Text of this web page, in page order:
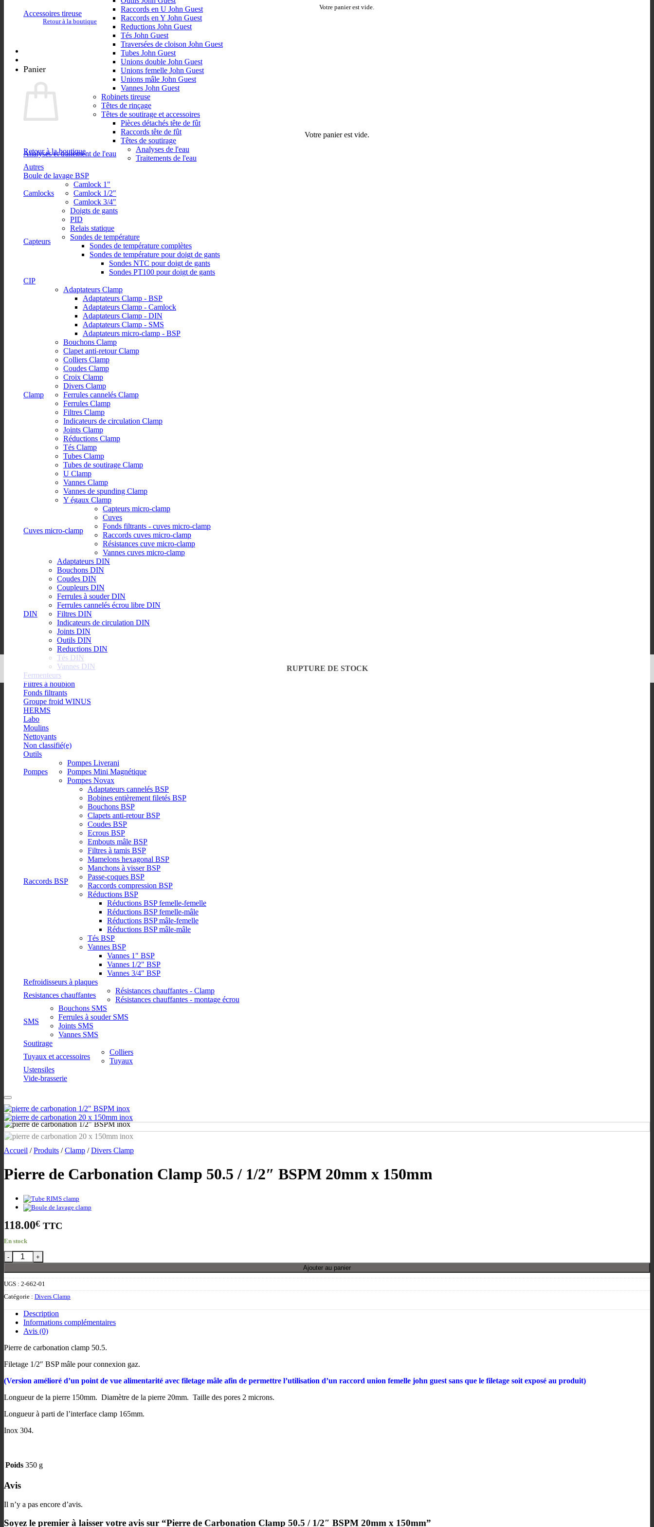
Votre panier est vide.
Retour à la boutique
Panier
Votre panier est vide.
Retour à la boutique
Accessoires tireuse
Raccords en U John Guest
Raccords en Y John Guest
Reductions John Guest
Tés John Guest
Traversées de cloison John Guest
Tubes John Guest
Unions double John Guest
Unions femelle John Guest
Unions mâle John Guest
Vannes John Guest
Robinets tireuse
Têtes de rinçage
Têtes de soutirage et accessoires
Pièces détachés tête de fût
Raccords tête de fût
Têtes de soutirage
Analyses et traitement de l'eau
Analyses de l'eau
Traitements de l'eau
Autres
Boule de lavage BSP
Camlocks
Camlock 1"
Camlock 1/2"
Camlock 3/4"
Capteurs
Doigts de gants
PID
Relais statique
Sondes de température
Sondes de température complètes
Sondes de température pour doigt de gants
Sondes NTC pour doigt de gants
Sondes PT100 pour doigt de gants
CIP
Clamp
Adaptateurs Clamp
Adaptateurs Clamp - BSP
Adaptateurs Clamp - Camlock
Adaptateurs Clamp - DIN
Adaptateurs Clamp - SMS
Adaptateurs micro-clamp - BSP
Bouchons Clamp
Clapet anti-retour Clamp
Colliers Clamp
Coudes Clamp
Croix Clamp
Divers Clamp
Ferrules cannelés Clamp
Ferrules Clamp
Filtres Clamp
Indicateurs de circulation Clamp
Joints Clamp
Réductions Clamp
Tés Clamp
Tubes Clamp
Tubes de soutirage Clamp
U Clamp
Vannes Clamp
Vannes de spunding Clamp
Y égaux Clamp
Cuves micro-clamp
Capteurs micro-clamp
Cuves
Fonds filtrants - cuves micro-clamp
Raccords cuves micro-clamp
Résistances cuve micro-clamp
Vannes cuves micro-clamp
DIN
Adaptateurs DIN
Bouchons DIN
Coudes DIN
Coupleurs DIN
Ferrules à souder DIN
Ferrules cannelés écrou libre DIN
Filtres DIN
Indicateurs de circulation DIN
Joints DIN
Outils DIN
Reductions DIN
Tés DIN
Vannes DIN
Fermenteurs
Filtres à houblon
Fonds filtrants
Groupe froid WINUS
HERMS
Labo
Moulins
Nettoyants
Non classifié(e)
Outils
Pompes
Pompes Liverani
Pompes Mini Magnétique
Pompes Novax
Raccords BSP
Adaptateurs cannelés BSP
Bobines entièrement filetés BSP
Bouchons BSP
Clapets anti-retour BSP
Coudes BSP
Ecrous BSP
Embouts mâle BSP
Filtres à tamis BSP
Mamelons hexagonal BSP
Manchons à visser BSP
Passe-coques BSP
Raccords compression BSP
Réductions BSP
Réductions BSP femelle-femelle
Réductions BSP femelle-mâle
Réductions BSP mâle-femelle
Réductions BSP mâle-mâle
Tés BSP
Vannes BSP
Vannes 1" BSP
Vannes 1/2" BSP
Vannes 3/4" BSP
Refroidisseurs à plaques
Resistances chauffantes
Résistances chauffantes - Clamp
Résistances chauffantes - montage écrou
SMS
Bouchons SMS
Ferrules à souder SMS
Joints SMS
Vannes SMS
Soutirage
Tuyaux et accessoires
Colliers
Tuyaux
Ustensiles
Vide-brasserie
Accueil / Produits / Clamp / Divers Clamp
Pierre de Carbonation Clamp 50.5 / 1/2″ BSPM 20mm x 150mm
118.00€ TTC
En stock
quantité de Pierre de Carbonation Clamp 50.5 / 1/2" BSPM 20mm x 150mm
Ajouter au panier
UGS : 2-662-01
Catégorie : Divers Clamp
Description
Informations complémentaires
Avis (0)
Pierre de carbonation clamp 50.5.
Filetage 1/2″ BSP mâle pour connexion gaz.
(Version amélioré d’un point de vue alimentarité avec filetage mâle afin de permettre l’utilisation d’un raccord union femelle john guest sans que le filetage soit exposé au produit)
Longueur de la pierre 150mm. Diamètre de la pierre 20mm. Taille des pores 2 microns.
Longueur à parti de l’interface clamp 165mm.
Inox 304.
Poids 350 g
Avis
Il n’y a pas encore d’avis.
Soyez le premier à laisser votre avis sur “Pierre de Carbonation Clamp 50.5 / 1/2″ BSPM 20mm x 150mm”
RUPTURE DE STOCK